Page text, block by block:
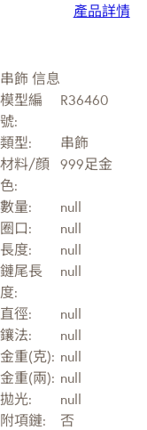
產品詳情
串飾 信息
模型編
號:
R36460
類型:
串飾
材料/顔
色:
999足金
數量:
null
圈口:
null
長度:
null
鏈尾長
度:
null
直徑:
null
鑲法:
null
金重(克): null
金重(兩): null
拋光:
null
附項鏈:
否